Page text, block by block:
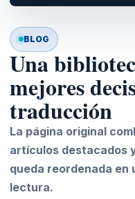
BLOG
Una
mejores
traducción
La página original
artículos destacados
queda reordenada en
lectura.